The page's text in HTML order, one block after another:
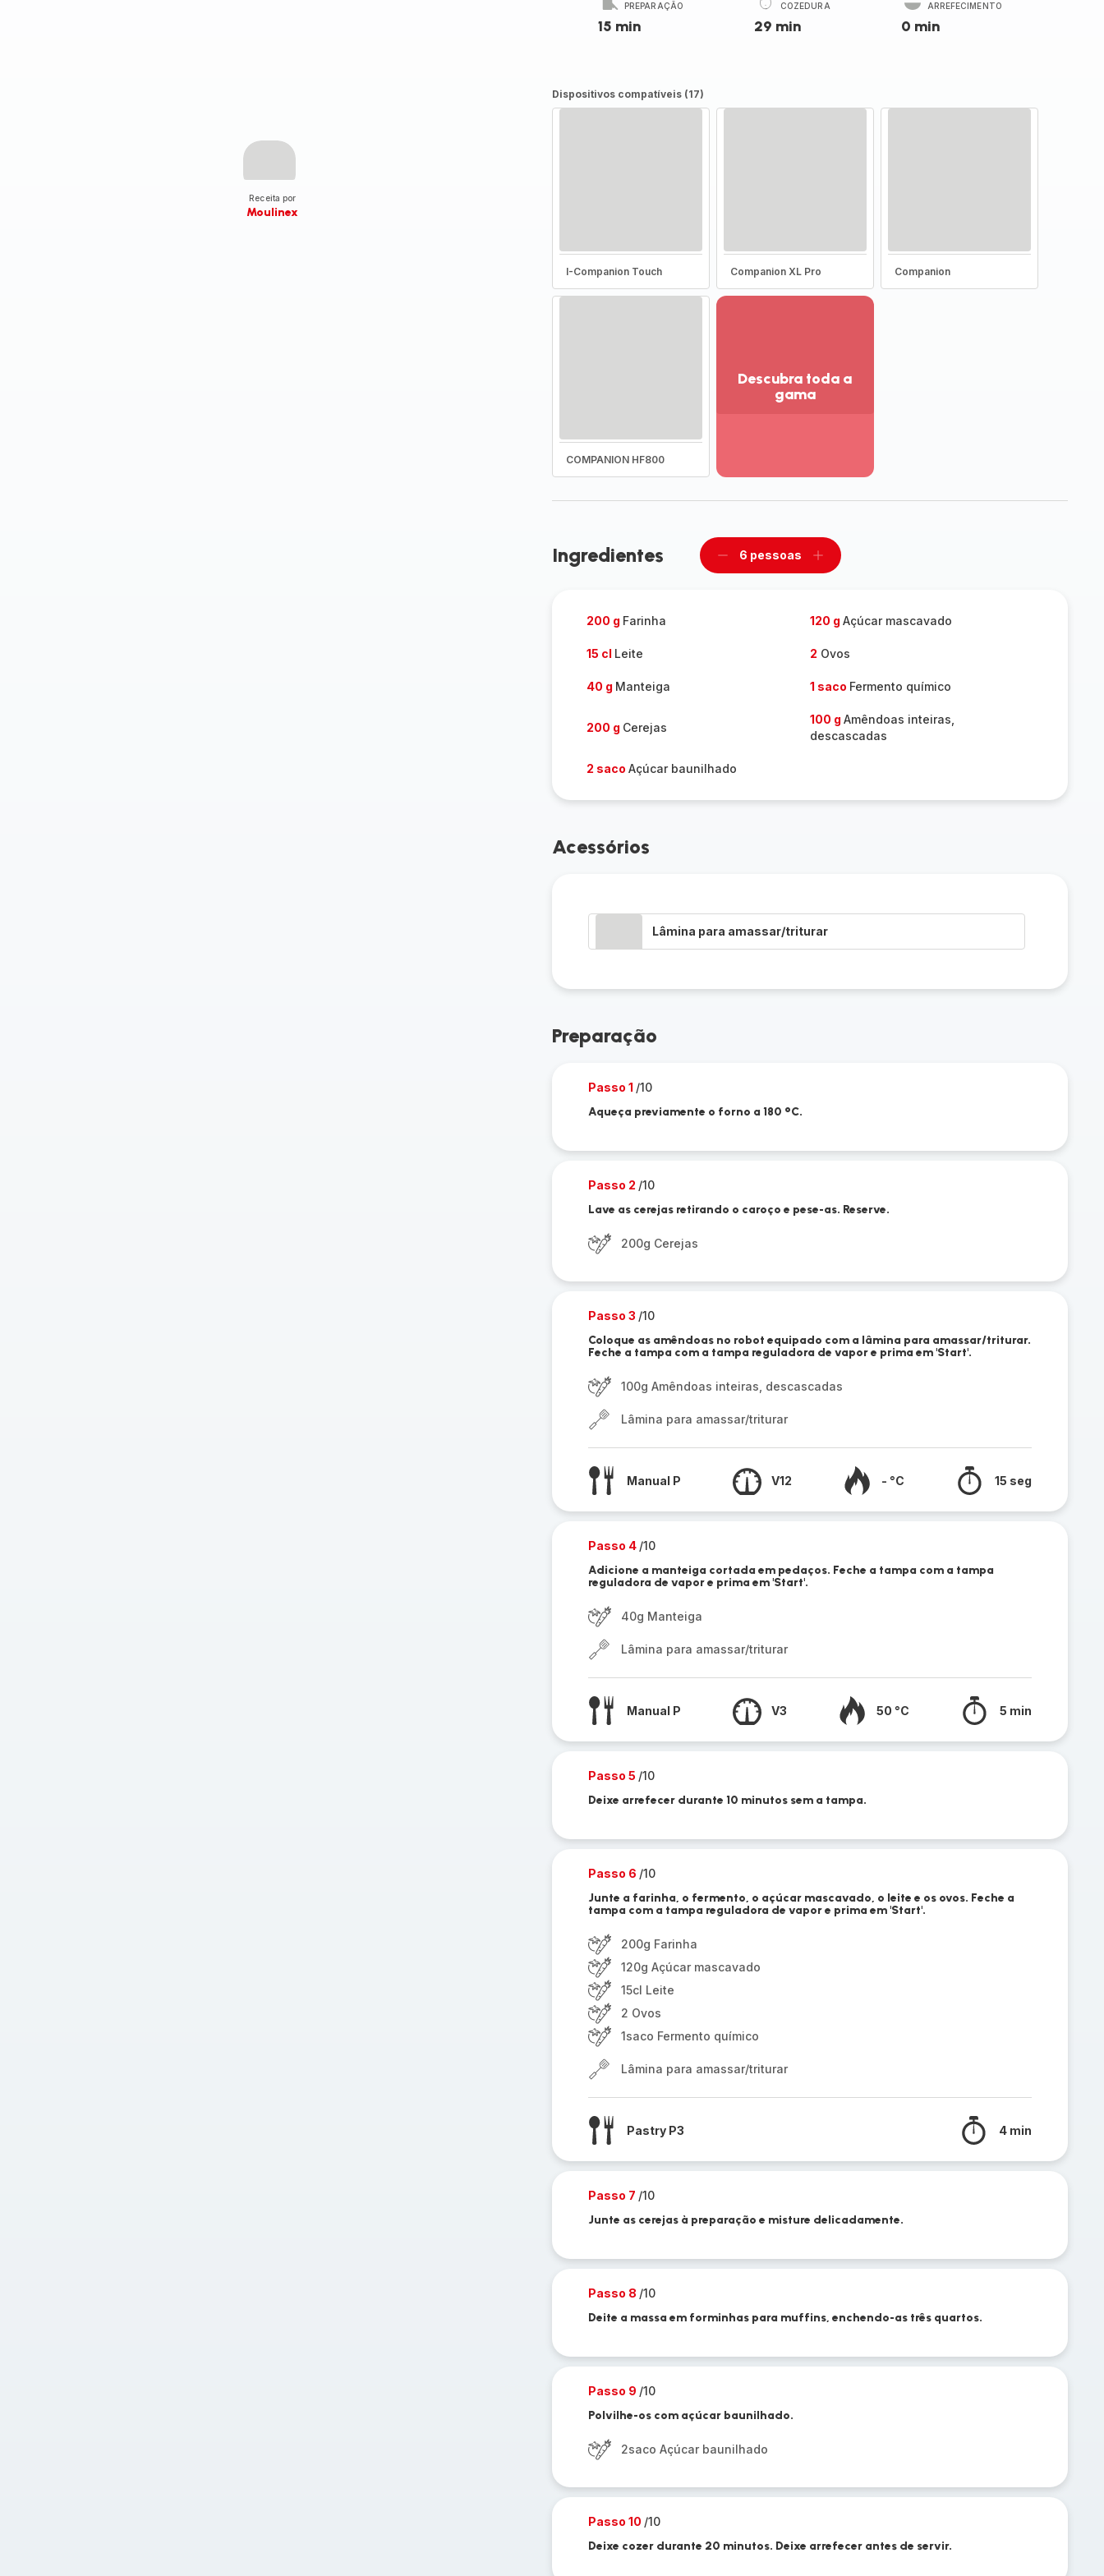
Receita por
Moulinex
PREPARAÇÃO
15 min
COZEDURA
29 min
ARREFECIMENTO
0 min
Dispositivos compatíveis (17)
I-Companion Touch Companion XL Pro Companion
COMPANION HF800
Descubra toda a
gama
Descubra
-
Ingredientes
Remover
6 pessoas
Adicionar
200 g Farinha 120 g Açúcar mascavado
15 cl Leite 2 Ovos
40 g Manteiga 1 saco Fermento químico
200 g Cerejas
100 g Amêndoas inteiras,
descascadas
2 saco Açúcar baunilhado
Acessórios
Lâmina para amassar/triturar
Preparação
Passo 1 /10
Aqueça previamente o forno a 180 °C.
Passo 2 /10
Lave as cerejas retirando o caroço e pese-as. Reserve.
200g Cerejas
Passo 3 /10
Coloque as amêndoas no robot equipado com a lâmina para amassar/triturar.
Feche a tampa com a tampa reguladora de vapor e prima em 'Start'.
100g Amêndoas inteiras, descascadas
Lâmina para amassar/triturar
Manual P V12 - °C 15 seg
Passo 4 /10
Adicione a manteiga cortada em pedaços. Feche a tampa com a tampa
reguladora de vapor e prima em 'Start'.
40g Manteiga
Lâmina para amassar/triturar
Manual P V3 50 °C 5 min
Passo 5 /10
Deixe arrefecer durante 10 minutos sem a tampa.
Passo 6 /10
Junte a farinha, o fermento, o açúcar mascavado, o leite e os ovos. Feche a
tampa com a tampa reguladora de vapor e prima em 'Start'.
200g Farinha
120g Açúcar mascavado
15cl Leite
2 Ovos
1saco Fermento químico
Lâmina para amassar/triturar
Pastry P3 4 min
Passo 7 /10
Junte as cerejas à preparação e misture delicadamente.
Passo 8 /10
Deite a massa em forminhas para muffins, enchendo-as três quartos.
Passo 9 /10
Polvilhe-os com açúcar baunilhado.
2saco Açúcar baunilhado
Passo 10 /10
Deixe cozer durante 20 minutos. Deixe arrefecer antes de servir.